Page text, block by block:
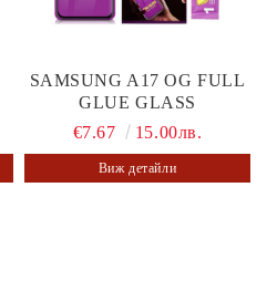
SAMSUNG A17 OG FULL
GLUE GLASS
€7.67
15.00лв.
Виж детайли